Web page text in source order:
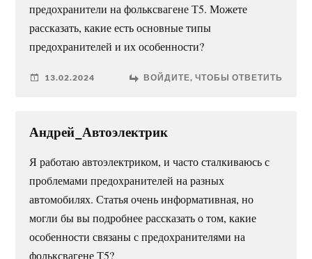
предохранители на фольксвагене Т5. Можете
рассказать, какие есть основные типы
предохранителей и их особенности?
13.02.2024 ВОЙДИТЕ, ЧТОБЫ ОТВЕТИТЬ
Андрей_Автоэлектрик
Я работаю автоэлектриком, и часто сталкиваюсь с
проблемами предохранителей на разных
автомобилях. Статья очень информативная, но
могли бы вы подробнее рассказать о том, какие
особенности связаны с предохранителями на
фольксвагене Т5?